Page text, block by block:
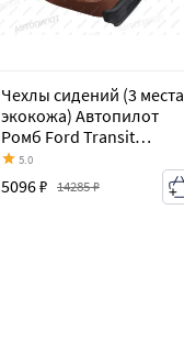
Чехлы сидений (3 места
экокожа) Автопилот
Ромб Ford Transit
цельнометаллический
фургон (2006-2014)
5.0
5096 ₽ 14285 ₽